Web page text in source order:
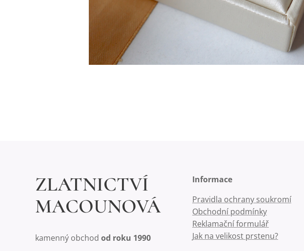
ZLATNICTVÍ
MACOUNOVÁ
kamenný obchod od roku 1990
Informace
Pravidla ochrany soukromí
Obchodní podmínky
Reklamační formulář
Jak na velikost prstenu?